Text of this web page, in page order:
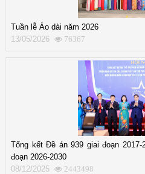
Tuần lễ Áo dài năm 2026
13/05/2026
76367
Tổng kết Đề án 939 giai đoạn
đoạn 2026-2030
08/12/2025
2443498